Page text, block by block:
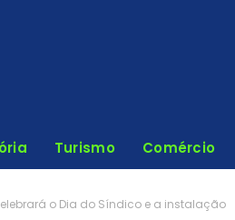
Turismo Comércio
o Dia do Síndico e a instalação